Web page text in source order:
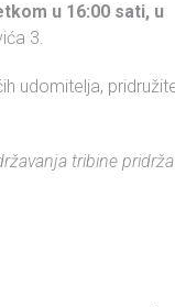
u 16:00 sati, u
3.
udomitelja,
tribine